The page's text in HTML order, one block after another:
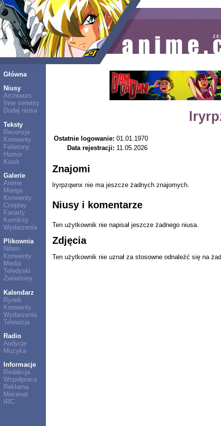
Główna
Niusy
Archiwum
Inne serwisy
Dodaj niusa
Teksty
Recenzje
Konwenty
Felietony
Humor
Kiosk
Galerie
Anime
Manga
Konwenty
Cosplay
Fanarty
Komiksy
Wydarzenia
Plikownia
Nihon
Konwenty
Media
Teledyski
Zwiastuny
Kalendarz
Rynek
Konwenty
Wydarzenia
Telewizja
Radio
Audycje
Muzyka
Informacje
Redakcja
Współpraca
Reklama
Mecenat
IRC
Ostatnie logowanie: 01.01.1970
Data rejestracji: 11.05.2026
Znajomi
lryrpzqwnx nie ma jeszcze żadnych znajomych.
Niusy i komentarze
Ten użytkownik nie napisał jeszcze żadnego niusa.
Zdjęcia
Ten użytkownik nie uznał za stosowne odnaleźć się na